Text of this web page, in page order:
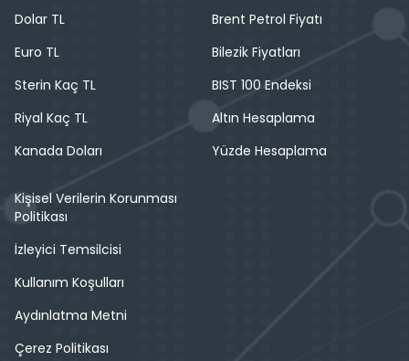
Dolar TL
Euro TL
Sterin Kaç TL
Riyal Kaç TL
Kanada Doları
Brent Petrol Fiyatı
Bilezik Fiyatları
BIST 100 Endeksi
Altın Hesaplama
Yüzde Hesaplama
Kişisel Verilerin Korunması
Politikası
İzleyici Temsilcisi
Kullanım Koşulları
Aydınlatma Metni
Çerez Politikası